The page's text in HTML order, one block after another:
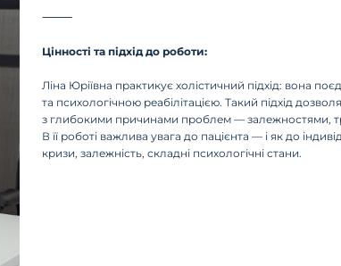
⸻
Цінності та підхід до роботи:
Ліна Юріївна практикує холістичний підхід: вона
та психологічною реабілітацією. Такий підхід
з глибокими причинами проблем — залежностями,
В її роботі важлива увага до пацієнта — і як до
кризи, залежність, складні психологічні стани.